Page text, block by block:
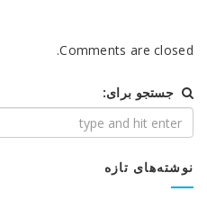
Comments are closed.
جستجو برای:
نوشته‌های تازه